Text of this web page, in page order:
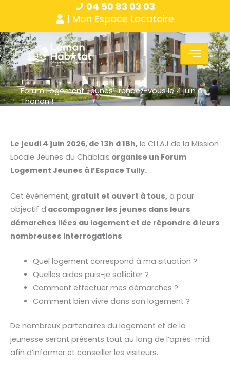
Panneau de gestion des cookies
contenu
04 50 83 03 03
| Mon Espace Locataire
Forum Logement Jeunes : rendez-vous le 4 juin à
Thonon !
Le jeudi 4 juin 2026, de 13h à 18h, le CLLAJ de la Mission
Locale Jeunes du Chablais organise un Forum
Logement Jeunes à l’Espace Tully.
Cet événement, gratuit et ouvert à tous, a pour
objectif d’accompagner les jeunes dans leurs
démarches liées au logement et de répondre à leurs
nombreuses interrogations :
Quel logement correspond à ma situation ?
Quelles aides puis-je solliciter ?
Comment effectuer mes démarches ?
Comment bien vivre dans son logement ?
De nombreux partenaires du logement et de la
jeunesse seront présents tout au long de l’après-midi
afin d’informer et conseiller les visiteurs.